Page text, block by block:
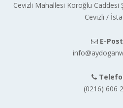
Cevizli Mahallesi Köroğlu Caddesi
Cevizli /
E-
(0216) 606